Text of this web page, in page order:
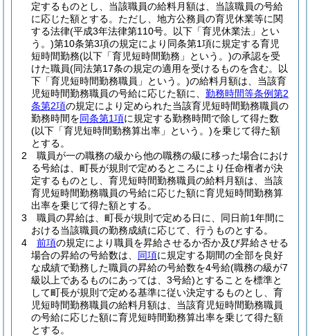
定するものとし、当該職員の給料月額は、当該職員の号給
に応じた額とする。 ただし、地方公務員の育児休業等に関
する法律(平成3年法律第110号。以下「育児休業法」とい
う。)第10条第3項の規定により同条第1項に規定する育児
短時間勤務(以下「育児短時間勤務」という。)の承認を受
けた職員(同法第17条の規定の適用を受けるものを含む。以
下「育児短時間勤務職員」という。)の給料月額は、当該育
児短時間勤務職員の号給に応じた額に、 勤務時間等条例第2
条第2項の規定により定められた当該育児短時間勤務職員の
勤務時間を同条第1項に規定する勤務時間で除して得た数
(以下「育児短時間勤務算出率」という。)を乗じて得た額
とする。
2
職員が一の職務の級から他の職務の級に移った場合におけ
る号給は、町長が規則で定めるところにより任命権者が決
定するものとし、育児短時間勤務職員の給料月額は、当該
育児短時間勤務職員の号給に応じた額に育児短時間勤務算
出率を乗じて得た額とする。
3
職員の昇給は、町長が規則で定める日に、同日前1年間に
おける当該職員の勤務成績に応じて、行うものとする。
4
前項の規定により職員を昇給させるか否か及び昇給させる
場合の昇給の号給数は、 同項に規定する期間の全部を良好
な成績で勤務した職員の昇給の号給数を4号給(職務の級が7
級以上であるものにあっては、3号給)とすることを標準と
して町長が規則で定める基準に従い決定するものとし、育
児短時間勤務職員の給料月額は、当該育児短時間勤務職員
の号給に応じた額に育児短時間勤務算出率を乗じて得た額
とする。